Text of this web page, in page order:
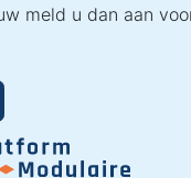
meld u dan aan